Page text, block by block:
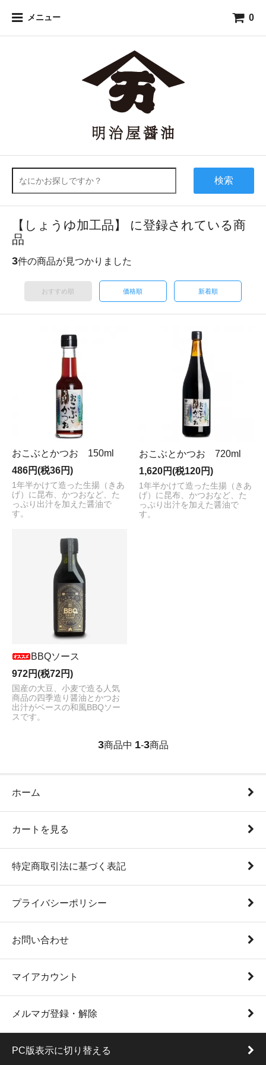
メニュー 0
検索
【しょうゆ加工品】 に登録されている商
品
3件の商品が見つかりました
おすすめ順 価格順 新着順
おこぶとかつお 150ml
486円(税36円)
1年半かけて造った生揚（きあ
げ）に昆布、かつおなど、た
っぷり出汁を加えた醤油で
す。
おこぶとかつお 720ml
1,620円(税120円)
1年半かけて造った生揚（きあ
げ）に昆布、かつおなど、た
っぷり出汁を加えた醤油で
す。
BBQソース
972円(税72円)
国産の大豆、小麦で造る人気
商品の四季造り醤油とかつお
出汁がベースの和風BBQソー
スです。
3商品中 1-3商品
ホーム
カートを見る
特定商取引法に基づく表記
プライバシーポリシー
お問い合わせ
マイアカウント
メルマガ登録・解除
PC版表示に切り替える